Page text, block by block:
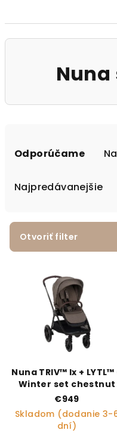
Nuna
Odporúčame
Najpredávanejšie
Otvoriť filter
Nuna TRIV™ lx + LYTL™
Winter set chestnut
€949
Skladom (dodanie 3-
dní)